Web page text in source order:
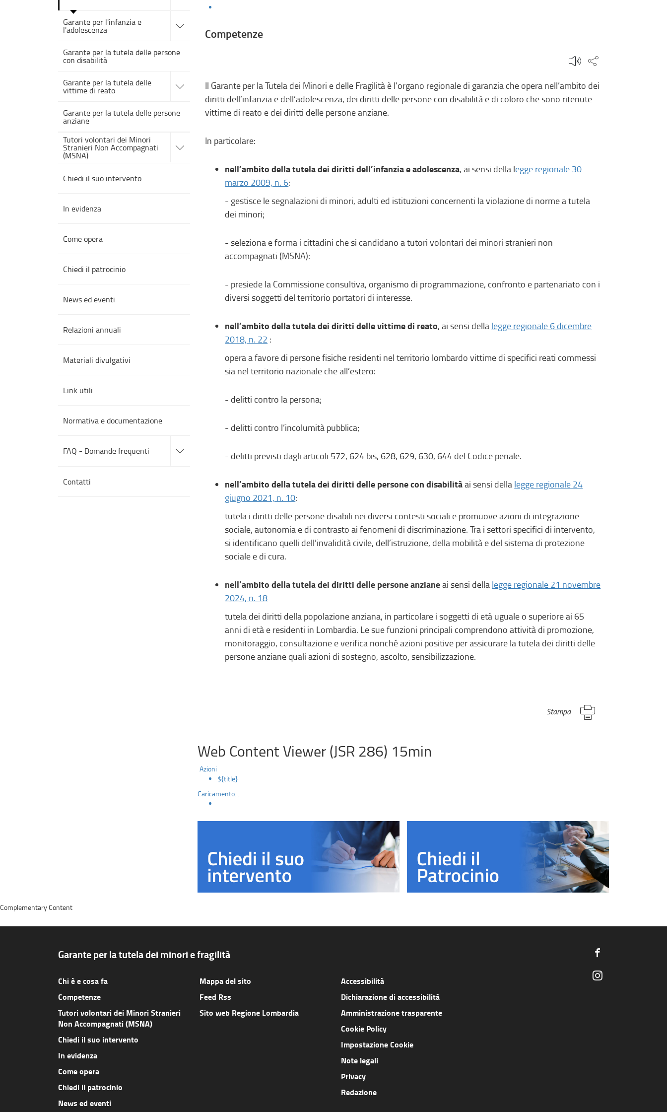
Garante per l'infanzia e
l'adolescenza
alle
sotto
Garante per la tutela delle persone
con disabilità
Garante per la tutela delle
vittime di reato
alle
sotto
Garante per la tutela delle persone
anziane
Tutori volontari dei Minori
Stranieri Non Accompagnati
(MSNA)
alle
sotto
Chiedi il suo intervento
In evidenza
Come opera
Chiedi il patrocinio
News ed eventi
Relazioni annuali
Materiali divulgativi
Link utili
Normativa e documentazione
FAQ - Domande frequenti alle
sotto
Contatti
Competenze
Condividi
Il Garante per la Tutela dei Minori e delle Fragilità è l’organo regionale di garanzia che opera nell’ambito dei
diritti dell’infanzia e dell’adolescenza, dei diritti delle persone con disabilità e di coloro che sono ritenute
vittime di reato e dei diritti delle persone anziane.
In particolare:
nell’ambito della tutela dei diritti dell’infanzia e adolescenza, ai sensi della legge regionale 30
marzo 2009, n. 6:
- gestisce le segnalazioni di minori, adulti ed istituzioni concernenti la violazione di norme a tutela
dei minori;
- seleziona e forma i cittadini che si candidano a tutori volontari dei minori stranieri non
accompagnati (MSNA):
- presiede la Commissione consultiva, organismo di programmazione, confronto e partenariato con i
diversi soggetti del territorio portatori di interesse.
nell’ambito della tutela dei diritti delle vittime di reato, ai sensi della legge regionale 6 dicembre
2018, n. 22 :
opera a favore di persone fisiche residenti nel territorio lombardo vittime di specifici reati commessi
sia nel territorio nazionale che all’estero:
- delitti contro la persona;
- delitti contro l’incolumità pubblica;
- delitti previsti dagli articoli 572, 624 bis, 628, 629, 630, 644 del Codice penale.
nell’ambito della tutela dei diritti delle persone con disabilitàai sensi della legge regionale 24
giugno 2021, n. 10:
tutela i diritti delle persone disabili nei diversi contesti sociali e promuove azioni di integrazione
sociale, autonomia e di contrasto ai fenomeni di discriminazione. Tra i settori specifici di intervento,
si identificano quelli dell’invalidità civile, dell’istruzione, della mobilità e del sistema di protezione
sociale e di cura.
nell’ambito della tutela dei diritti delle persone anzianeai sensi della legge regionale 21 novembre
2024, n. 18
tutela dei diritti della popolazione anziana, in particolare i soggetti di età uguale o superiore ai 65
anni di età e residenti in Lombardia. Le sue funzioni principali comprendono attività di promozione,
monitoraggio, consultazione e verifica nonché azioni positive per assicurare la tutela dei diritti delle
persone anziane quali azioni di sostegno, ascolto, sensibilizzazione.
Stampa
Web Content Viewer (JSR 286) 15min
Azioni
${title}
Caricamento...
Garante per la tutela dei minori e fragilità
Chi è e cosa fa
Competenze
Tutori volontari dei Minori Stranieri
Non Accompagnati (MSNA)
Chiedi il suo intervento
In evidenza
Come opera
Chiedi il patrocinio
News ed eventi
Mappa del sito
Feed Rss
Sito web Regione Lombardia
Accessibilità
Dichiarazione di accessibilità
Amministrazione trasparente
Cookie Policy
Impostazione Cookie
Note legali
Privacy
Redazione
Complementary Content